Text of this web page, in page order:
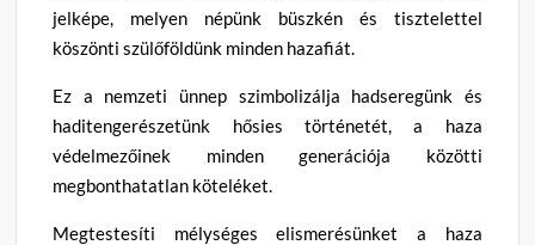
jelképe, melyen népünk büszkén és tisztelettel
köszönti szülőföldünk minden hazafiát.
Ez a nemzeti ünnep szimbolizálja hadseregünk és
haditengerészetünk hősies történetét, a haza
védelmezőinek minden generációja közötti
megbonthatatlan köteléket.
Megtestesíti mélységes elismerésünket a haza